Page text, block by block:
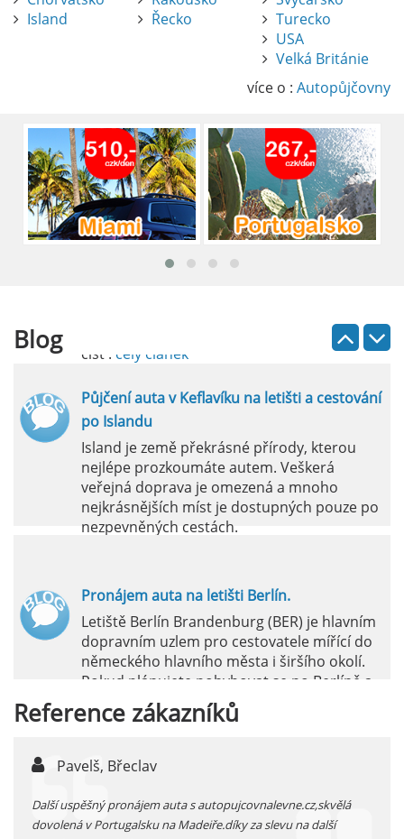
Island
Řecko
Turecko
USA
Velká Británie
více o : Autopůjčovny
Blog
Pronájem auta na letišti Alicante
Půjčení auta na letišti v Alicante je výborný
způsob, jak pohodlně objevovat město i jeho
brána do regionu Costa Blanca, se nachází
přibližně 9 km od centra Alicante.
číst :celý článek
Pronájem auta na letišti Lefkada: Kompletní
průvodce
Půjčení auta na letišti Lefkada je skvělý
číst : celý článek
Půjčení auta v Keflavíku na letišti a cestování
po Islandu
Island je země překrásné přírody, kterou
nejlépe prozkoumáte autem. Veškerá
veřejná doprava je omezená a mnoho
nejkrásnějších míst je dostupných pouze po
nezpevněných cestách.
Pronájem auta na letišti Berlín.
Letiště Berlín Brandenburg (BER) je hlavním
dopravním uzlem pro cestovatele mířící do
německého hlavního města i širšího okolí.
Pokud plánujete pohybovat se po Berlíně a
okolních regionech bez omezení, pronájem
auta přímo na letišti je ideální volbou.
Letiště Marseille, oficiálně známé jako
Reference zákazníků
Pavelš, Břeclav
Další uspěšný pronájem auta s autopujcovnalevne.cz,skvělá
dovolená v Portugalsku na Madeiře.díky za slevu na další